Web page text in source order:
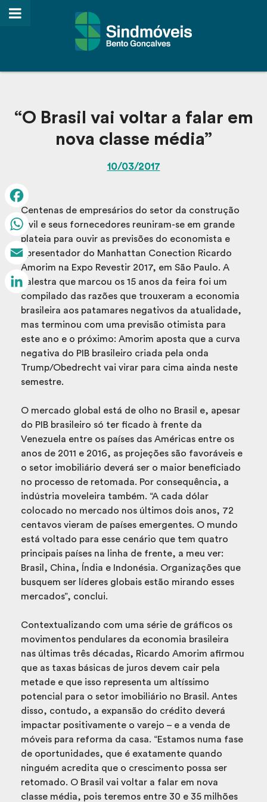
“O Brasil vai voltar a falar em
nova classe média”
10/03/2017
Centenas de empresários do setor da construção
civil e seus fornecedores reuniram-se em grande
plateia para ouvir as previsões do economista e
apresentador do Manhattan Conection Ricardo
Amorim na Expo Revestir 2017, em São Paulo. A
palestra que marcou os 15 anos da feira foi um
compilado das razões que trouxeram a economia
brasileira aos patamares negativos da atualidade,
mas terminou com uma previsão otimista para
este ano e o próximo: Amorim aposta que a curva
negativa do PIB brasileiro criada pela onda
Trump/Obedrecht vai virar para cima ainda neste
semestre.
O mercado global está de olho no Brasil e, apesar
do PIB brasileiro só ter ficado à frente da
Venezuela entre os países das Américas entre os
anos de 2011 e 2016, as projeções são favoráveis e
o setor imobiliário deverá ser o maior beneficiado
no processo de retomada. Por consequência, a
indústria moveleira também. “A cada dólar
colocado no mercado nos últimos dois anos, 72
centavos vieram de países emergentes. O mundo
está voltado para esse cenário que tem quatro
principais países na linha de frente, a meu ver:
Brasil, China, Índia e Indonésia. Organizações que
busquem ser líderes globais estão mirando esses
mercados”, conclui.
Contextualizando com uma série de gráficos os
movimentos pendulares da economia brasileira
nas últimas três décadas, Ricardo Amorim afirmou
que as taxas básicas de juros devem cair pela
metade e que isso representa um altíssimo
potencial para o setor imobiliário no Brasil. Antes
disso, contudo, a expansão do crédito deverá
impactar positivamente o varejo – e a venda de
móveis para reforma da casa. “Estamos numa fase
de oportunidades, que é exatamente quando
ninguém acredita que o crescimento possa ser
retomado. O Brasil vai voltar a falar em nova
classe média, pois teremos entre 30 e 35 milhões
Facebook
WhatsApp
Email